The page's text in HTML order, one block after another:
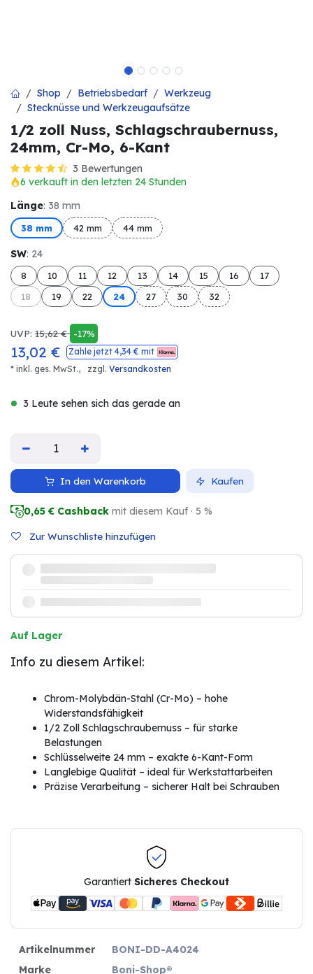
Shop Betriebsbedarf
Werkzeug
Stecknüsse und Werkzeugaufsätze
1/2 zoll Nuss, Schlagschraubernuss,
24mm, Cr-Mo, 6-Kant
3 Bewertungen
6 verkauft in den letzten 24 Stunden
Länge: 38 mm
38 mm 42 mm 44 mm
SW: 24
8 10 11 12 13 14 15 16
17
18
19 22 24 27 30 32
UVP: 15,62€ -17%
13,02 € Zahle jetzt 4,34€ mit
* inkl. ges. MwSt.,
zzgl. Versandkosten
3 Leute sehen sich das gerade an
In den Warenkorb Kaufen
0,65 € Cashback mit diesem Kauf · 5 %
Zur Wunschliste hinzufügen
Auf Lager
Info zu diesem Artikel:
Chrom-Molybdän-Stahl (Cr-Mo) – hohe
Widerstandsfähigkeit
1/2 Zoll Schlagschraubernuss – für starke
Belastungen
Schlüsselweite 24 mm – exakte 6-Kant-Form
Langlebige Qualität – ideal für Werkstattarbeiten
Präzise Verarbeitung – sicherer Halt bei Schrauben
Garantiert Sicheres Checkout
Artikelnummer
BONI-DD-A4024
Marke
Boni-Shop®